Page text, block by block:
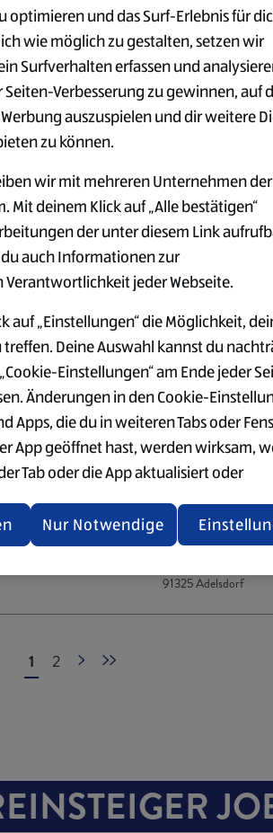
An mehreren
An mehreren
An mehreren
Mönchengladbach
Korschenbroicher Str.
An mehreren
An mehreren
Adelsdorf
91325 Adelsdorf
1 2 Nächste Seite
Letzte Seite
optimieren und das Surf-Erlebnis für
wie möglich zu gestalten, setzen wir
Surfverhalten erfassen und
Verbesserung zu gewinnen, auf
auszuspielen und dir weitere
zu können.
wir mit mehreren Unternehmen der
Mit deinem Klick auf „Alle bestätigen“
der unter diesem Link
auch Informationen zur
jeder Webseite.
auf „Einstellungen“ die Möglichkeit,
Deine Auswahl kannst du
Einstellungen“ am Ende jeder
Änderungen in den Cookie-
Apps, die du in weiteren Tabs oder
App geöffnet hast, werden wirksam,
Tab oder die App aktualisiert oder
wieder geöffnet werden.
wir dir in unserer
Nur Notwendige